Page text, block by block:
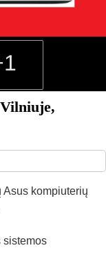
kompiuterių
sistemos